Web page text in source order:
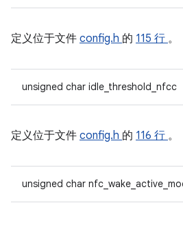
定义位于文件 config.h 的 115 行 。
unsigned char idle_threshold_nfcc
定义位于文件 config.h 的 116 行 。
unsigned char